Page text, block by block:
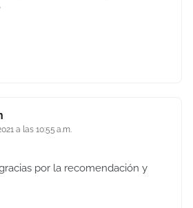
a las 10:55 a.m.
por la recomendación y